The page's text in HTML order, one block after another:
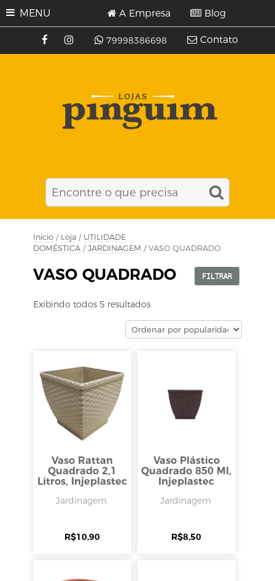
MENU
79998386698
A Empresa Blog
Contato
Início / Loja / UTILIDADE
DOMÉSTICA / JARDINAGEM / VASO QUADRADO
VASO QUADRADO FILTRAR
Exibindo todos 5 resultados
Vaso Rattan
Quadrado 2,1
Litros, Injeplastec
Jardinagem
R$10,90
Vaso Plástico
Quadrado 850 Ml,
Injeplastec
Jardinagem
R$8,50